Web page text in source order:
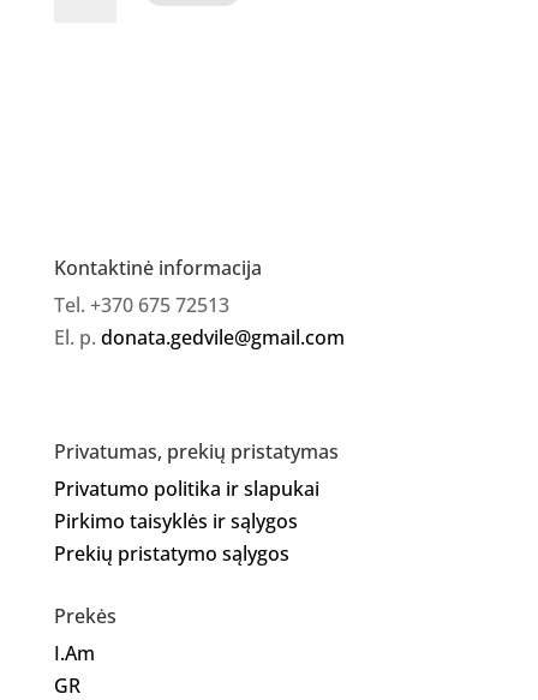
Kontaktinė informacija
Tel. +370 675 72513
El. p. donata.gedvile@gmail.com
Privatumas, prekių pristatymas
Privatumo politika ir slapukai
Pirkimo taisyklės ir sąlygos
Prekių pristatymo sąlygos
Prekės
I.Am
GR